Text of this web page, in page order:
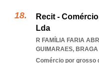
Recit -
Lda
R FAMÍLIA FARIA
GUIMARAES, BRAGA
Comércio por grosso